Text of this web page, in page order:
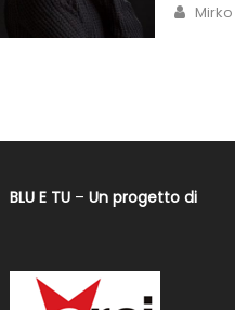
BLU E TU– Un progetto di